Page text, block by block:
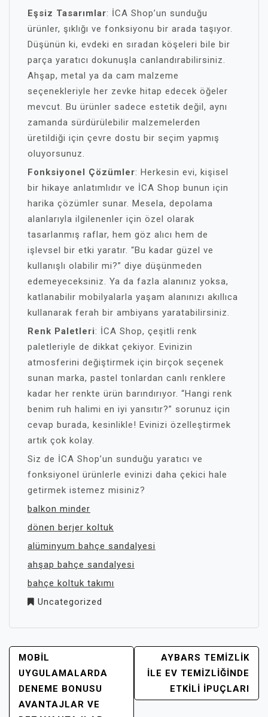
Eşsiz Tasarımlar: İCA Shop’un sunduğu
ürünler, şıklığı ve fonksiyonu bir arada taşıyor.
Düşünün ki, evdeki en sıradan köşeleri bile bir
parça yaratıcı dokunuşla canlandırabilirsiniz.
Ahşap, metal ya da cam malzeme
seçenekleriyle her zevke hitap edecek öğeler
mevcut. Bu ürünler sadece estetik değil, aynı
zamanda sürdürülebilir malzemelerden
üretildiği için çevre dostu bir seçim yapmış
oluyorsunuz.
Fonksiyonel Çözümler: Herkesin evi, kişisel
bir hikaye anlatımlıdır ve İCA Shop bunun için
harika çözümler sunar. Mesela, depolama
alanlarıyla ilgilenenler için özel olarak
tasarlanmış raflar, hem göz alıcı hem de
işlevsel bir etki yaratır. “Bu kadar güzel ve
kullanışlı olabilir mi?” diye düşünmeden
edemeyeceksiniz. Ya da fazla alanınız yoksa,
katlanabilir mobilyalarla yaşam alanınızı akıllıca
kullanarak ferah bir ambiyans yaratabilirsiniz.
Renk Paletleri: İCA Shop, çeşitli renk
paletleriyle de dikkat çekiyor. Evinizin
atmosferini değiştirmek için birçok seçenek
sunan marka, pastel tonlardan canlı renklere
kadar her renkte ürün barındırıyor. “Hangi renk
benim ruh halimi en iyi yansıtır?” sorunuz için
cevap burada, kesinlikle! Evinizi özelleştirmek
artık çok kolay.
Siz de İCA Shop’un sunduğu yaratıcı ve
fonksiyonel ürünlerle evinizi daha çekici hale
getirmek istemez misiniz?
balkon minder
dönen berjer koltuk
alüminyum bahçe sandalyesi
ahşap bahçe sandalyesi
bahçe koltuk takımı
Uncategorized
YAZI
GEZINMESI
MOBIL
UYGULAMALARDA
DENEME BONUSU
AVANTAJLAR VE
AYBARS TEMIZLIK
ILE EV TEMIZLIĞINDE
ETKILI İPUÇLARI